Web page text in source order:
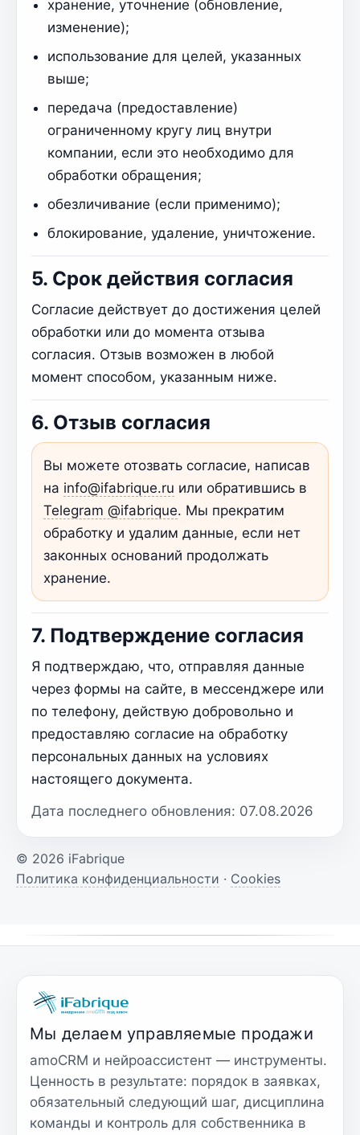
хранение, уточнение (обновление,
изменение);
использование для целей, указанных
выше;
передача (предоставление)
ограниченному кругу лиц внутри
компании, если это необходимо для
обработки обращения;
обезличивание (если применимо);
блокирование, удаление, уничтожение.
5. Срок действия согласия
Согласие действует до достижения целей
обработки или до момента отзыва
согласия. Отзыв возможен в любой
момент способом, указанным ниже.
6. Отзыв согласия
Вы можете отозвать согласие, написав
на info@ifabrique.ru или обратившись в
Telegram @ifabrique. Мы прекратим
обработку и удалим данные, если нет
законных оснований продолжать
хранение.
7. Подтверждение согласия
Я подтверждаю, что, отправляя данные
через формы на сайте, в мессенджере или
по телефону, действую добровольно и
предоставляю согласие на обработку
персональных данных на условиях
настоящего документа.
Дата последнего обновления: 07.08.2026
© 2026 iFabrique
Политика конфиденциальности · Cookies
Мы делаем управляемые продажи
amoCRM и нейроассистент — инструменты.
Ценность в результате: порядок в заявках,
обязательный следующий шаг, дисциплина
команды и контроль для собственника в